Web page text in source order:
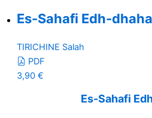
Es-Sahafi Edh-
TIRICHINE Salah
PDF
3,90 €
Es-Sahafi